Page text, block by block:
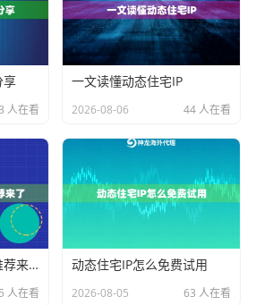
神龙海外动态IP的代理服务器。这
引入额外依赖，但限制是只能代理
代理。CGLIB在方法拦截器（Met
供了类似的控制点。对于需要代理
可能没有定义接口）的网络客户
力的工具。在选择时，如果您的
于接口设计的（例如使用某些HTTP
JDK代理足够且轻量；如果需要更
享
人在看
一文读懂动态住宅IP
2026-08-06 44 人在看
动态住宅IP怎么选，推荐来了
人在看
动态住宅IP怎么免费试用
2026-08-05 63 人在看